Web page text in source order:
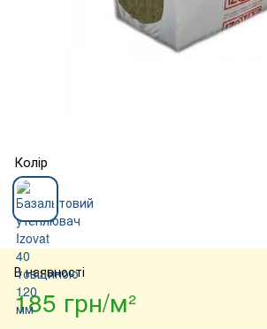
Колір
В наявності
185 грн/м²